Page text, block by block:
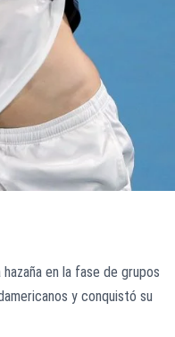
en la fase de grupos
y conquistó su